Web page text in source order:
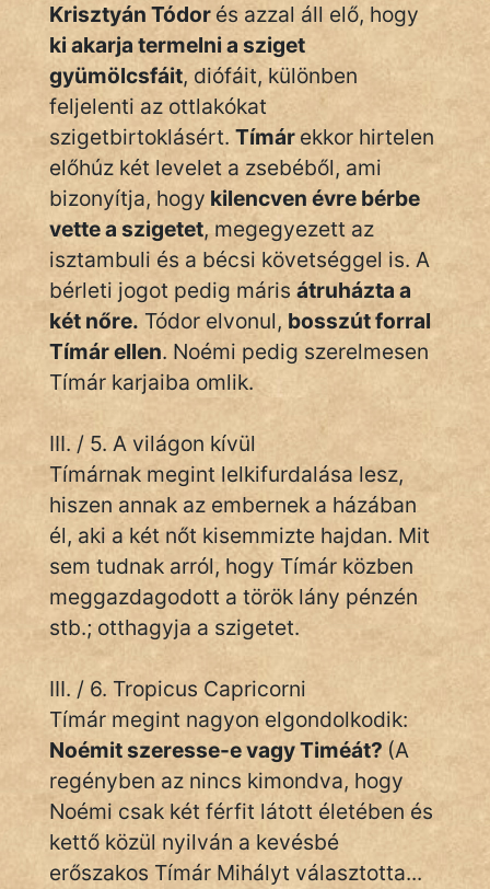
Krisztyán Tódor és azzal áll elő, hogy
ki akarja termelni a sziget
gyümölcsfáit, diófáit, különben
feljelenti az ottlakókat
szigetbirtoklásért. Tímár ekkor hirtelen
előhúz két levelet a zsebéből, ami
bizonyítja, hogy kilencven évre bérbe
vette a szigetet, megegyezett az
isztambuli és a bécsi követséggel is. A
bérleti jogot pedig máris átruházta a
két nőre. Tódor elvonul, bosszút forral
Tímár ellen. Noémi pedig szerelmesen
Tímár karjaiba omlik.
III. / 5. A világon kívül
Tímárnak megint lelkifurdalása lesz,
hiszen annak az embernek a házában
él, aki a két nőt kisemmizte hajdan. Mit
sem tudnak arról, hogy Tímár közben
meggazdagodott a török lány pénzén
stb.; otthagyja a szigetet.
III. / 6. Tropicus Capricorni
Tímár megint nagyon elgondolkodik:
Noémit szeresse-e vagy Timéát? (A
regényben az nincs kimondva, hogy
Noémi csak két férfit látott életében és
kettő közül nyilván a kevésbé
erőszakos Tímár Mihályt választotta...